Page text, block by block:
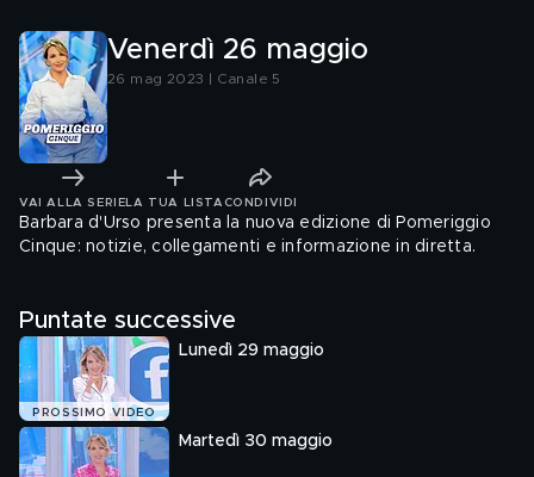
Venerdì 26 maggio
26 mag 2023 | Canale 5
VAI ALLA SERIE LA TUA LISTA CONDIVIDI
Barbara d'Urso presenta la nuova edizione di Pomeriggio
Cinque: notizie, collegamenti e informazione in diretta.
Puntate successive
PROSSIMO VIDEO
Lunedì 29 maggio
Martedì 30 maggio